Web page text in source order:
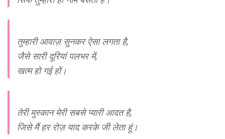
तुम्हारी आवाज़ सुनकर ऐसा लगता है,
जैसे सारी दूरियां पलभर में,
खत्म हो गई हों।
तेरी मुस्कान मेरी सबसे प्यारी आदत है,
जिसे मैं हर रोज़ याद करके जी लेता हूं।